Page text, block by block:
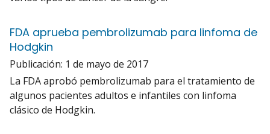
FDA aprueba pembrolizumab para linfoma de
Hodgkin
Publicación: 1 de mayo de 2017
La FDA aprobó pembrolizumab para el tratamiento de
algunos pacientes adultos e infantiles con linfoma
clásico de Hodgkin.